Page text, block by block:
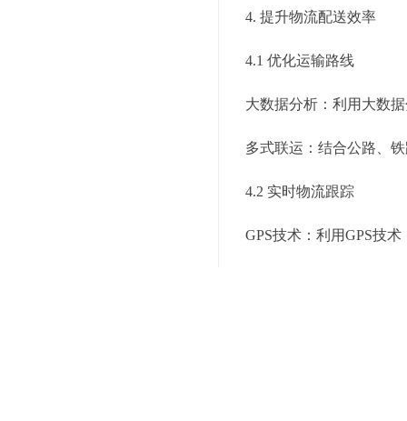
4. 提升物流配送效率
4.1 优化运输路线
大数据分析：利用大数
多式联运：结合公路、
4.2 实时物流跟踪
GPS技术：利用GPS技